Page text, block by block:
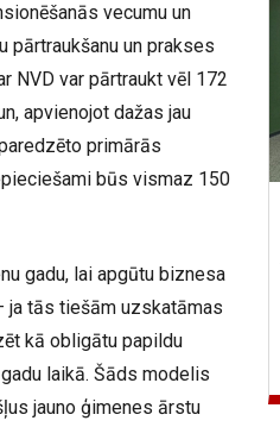
vecumu un
pārtraukšanu un prakses
NVD var pārtraukt vēl 172
apvienojot dažas jau
primārās
būs vismaz 150
gadu, lai apgūtu biznesa
ja tās tiešām uzskatāmas
kā obligātu papildu
laikā. Šāds modelis
jauno ģimenes ārstu